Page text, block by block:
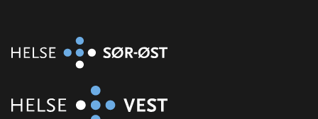
Organisasjon